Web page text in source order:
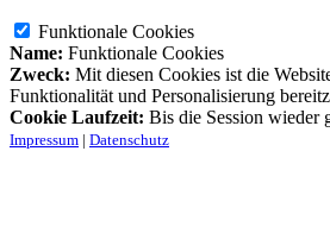
Funktionale Cookies
Name: Funktionale Cookies
Zweck: Mit diesen Cookies ist die
Funktionalität und Personalisierung
Cookie Laufzeit: Bis die Session wieder
Impressum | Datenschutz